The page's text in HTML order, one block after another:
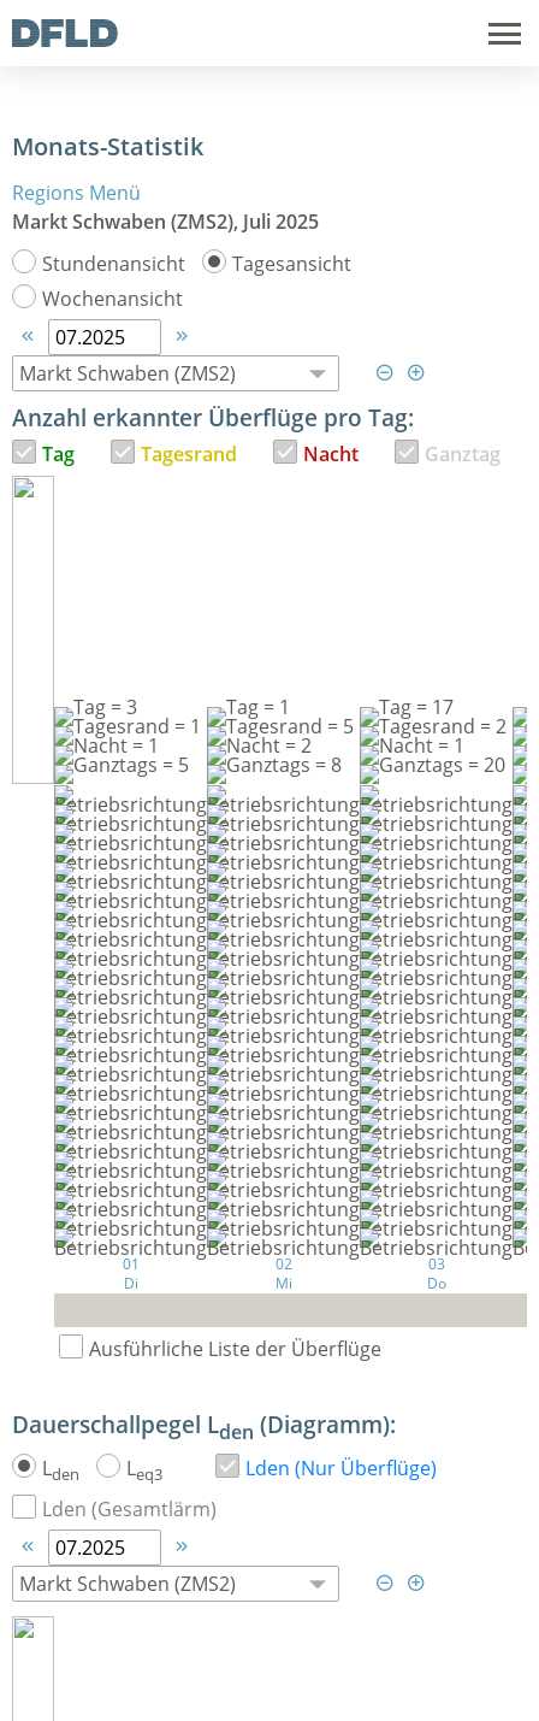
Monats-Statistik
Regions Menü
Markt Schwaben (ZMS2), Juli 2025
Stundenansicht
Tagesansicht
Wochenansicht




Anzahl erkannter Überflüge pro Tag:
Tag Tagesrand Nacht Ganztag
01
Di
02
Mi
03
Do
Ausführliche Liste der Überflüge
Dauerschallpegel Lden (Diagramm):
Lden Leq3
Lden (Nur Überflüge)
Lden (Gesamtlärm)



